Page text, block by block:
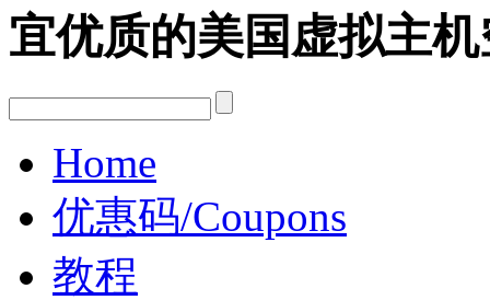
宜优质的美国虚拟主
Home
优惠码/Coupons
教程